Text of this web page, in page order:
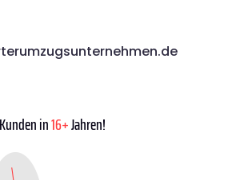
in16+Jahren!